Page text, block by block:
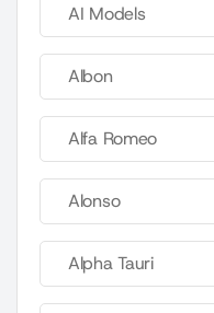
AI Models
Albon
Alfa Romeo
Alonso
Alpha Tauri